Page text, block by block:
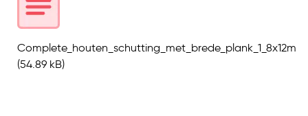
Complete_houten_schutting_met_brede_plank_1_8x12m
(54.89 kB)